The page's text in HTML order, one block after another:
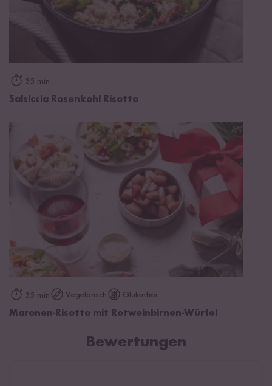
35 min
Salsiccia Rosenkohl Risotto
35 min Vegetarisch Glutenfrei
Maronen-Risotto mit Rotweinbirnen-Würfel
Bewertungen